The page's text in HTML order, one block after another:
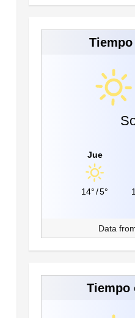
Tiempo
Jue
14° /5°
Data
Tiempo